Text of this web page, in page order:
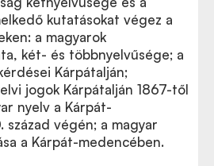
kutatásokat végez a
a magyarok
két- és többnyelvűsége; a
Kárpátalján;
jogok Kárpátalján 1867-től
nyelv a Kárpát-
század végén; a magyar
a Kárpát-medencében.